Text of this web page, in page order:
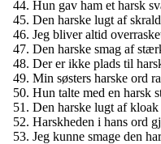
Hun gav ham et harsk
Den harske lugt af
Jeg bliver altid
Den harske smag af
Der er ikke plads til
Min søsters harske ord
Hun talte med en harsk
Den harske lugt af
Harskheden i hans ord
Jeg kunne smage den